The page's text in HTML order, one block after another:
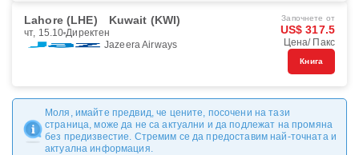
Lahore (LHE) Kuwait (KWI)
чт, 15.10 Директен
Jazeera Airways
Започнете от
US$ 317.5
Цена/ Пакс
Книга
Моля, имайте предвид, че цените, посочени на тази
страница, може да не са актуални и да подлежат на промяна
без предизвестие. Стремим се да предоставим най-точната и
актуална информация.